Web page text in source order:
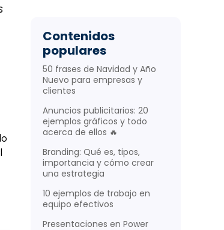
Contenidos
populares
50 frases de Navidad y Año
Nuevo para empresas y
clientes
Anuncios publicitarios: 20
ejemplos gráficos y todo
acerca de ellos 🔥
Branding: Qué es, tipos,
importancia y cómo crear
una estrategia
10 ejemplos de trabajo en
equipo efectivos
Presentaciones en Power